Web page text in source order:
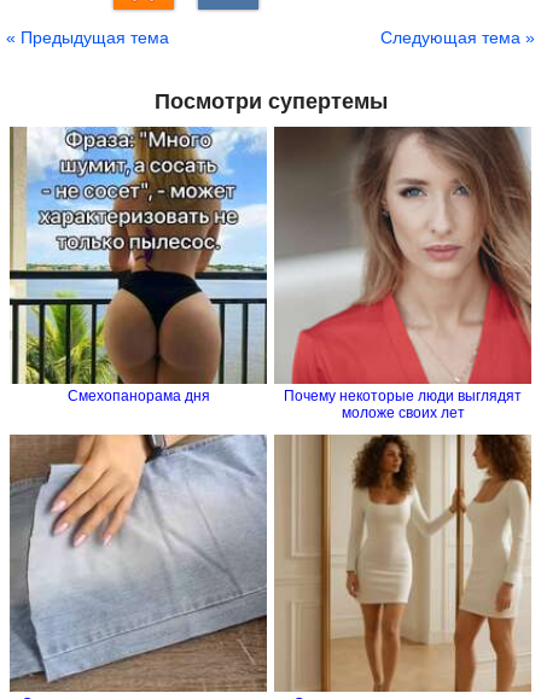
« Предыдущая тема Следующая тема »
Посмотри супертемы
Смехопанорама дня
Почему некоторые люди выглядят
моложе своих лет